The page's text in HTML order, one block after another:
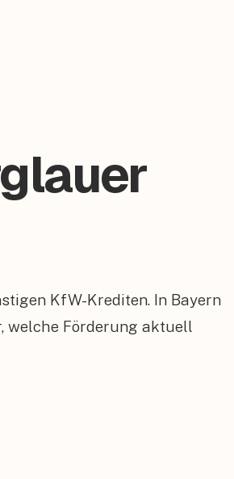
KfW-Krediten. In Bayern
welche Förderung aktuell